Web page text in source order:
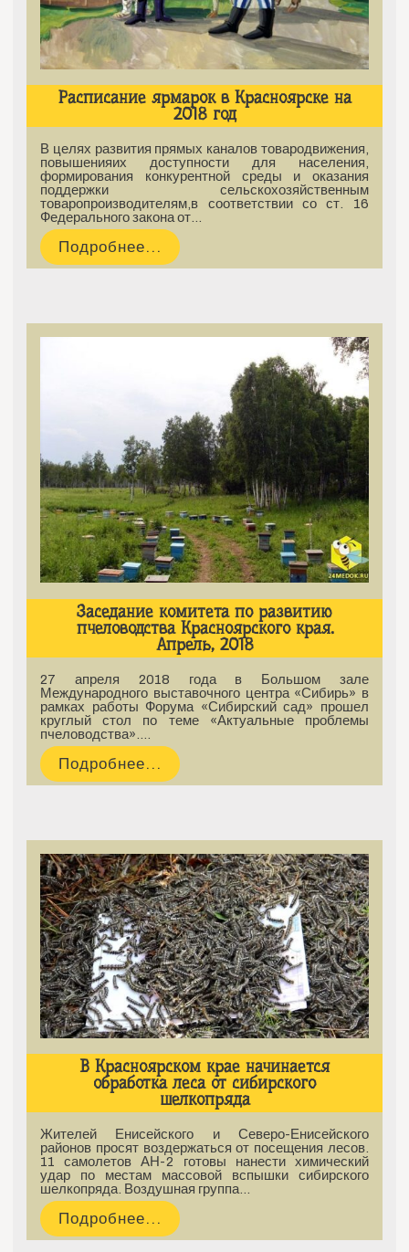
Расписание ярмарок в Красноярске на
2018 год
В целях развития прямых каналов товародвижения,
повышенияих доступности для населения,
формирования конкурентной среды и оказания
поддержки сельскохозяйственным
товаропроизводителям,в соответствии со ст. 16
Федерального закона от…
Подробнее...
Заседание комитета по развитию
пчеловодства Красноярского края.
Апрель, 2018
27 апреля 2018 года в Большом зале
Международного выставочного центра «Сибирь» в
рамках работы Форума «Сибирский сад» прошел
круглый стол по теме «Актуальные проблемы
пчеловодства».…
Подробнее...
В Красноярском крае начинается
обработка леса от сибирского
шелкопряда
Жителей Енисейского и Северо-Енисейского
районов просят воздержаться от посещения лесов.
11 самолетов АН-2 готовы нанести химический
удар по местам массовой вспышки сибирского
шелкопряда. Воздушная группа…
Подробнее...